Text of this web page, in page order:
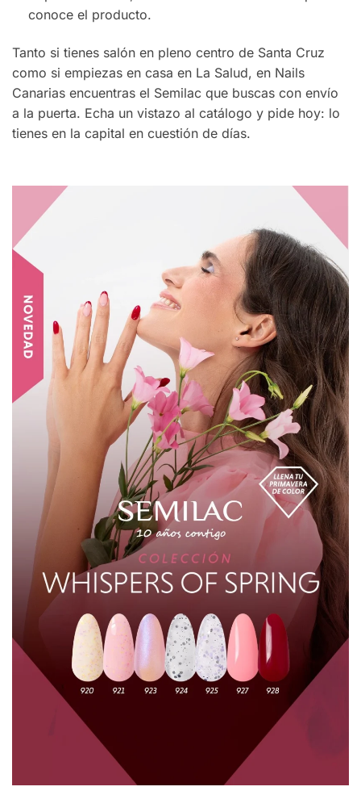
conoce el producto.
Tanto si tienes salón en pleno centro de Santa Cruz
como si empiezas en casa en La Salud, en Nails
Canarias encuentras el Semilac que buscas con envío
a la puerta. Echa un vistazo al catálogo y pide hoy: lo
tienes en la capital en cuestión de días.